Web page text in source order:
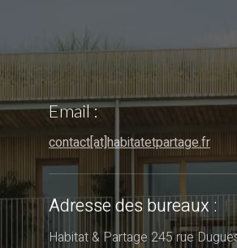
Email :
contact[at]habitatetpartage.fr
Adresse des bureaux :
Habitat & Partage 245 rue